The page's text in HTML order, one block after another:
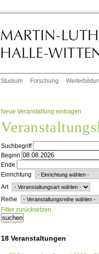
Studium Forschung
Neue Veranstaltung eintragen
Suchbegriff
Beginn
Ende
Einrichtung
Art
Reihe
Filter zurücksetzen
18 Veranstaltungen